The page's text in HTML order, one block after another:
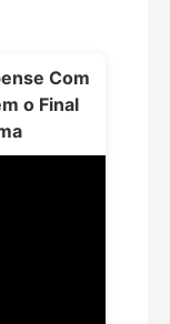
Com
o Final